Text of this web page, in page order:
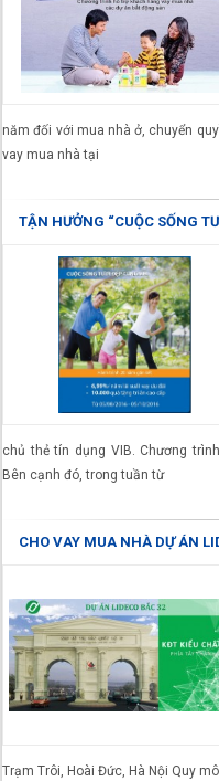
năm đối với mua nhà ở, chuyển
vay mua nhà tại
TẬN HƯỞNG “CUỘC SỐNG
chủ thẻ tín dụng VIB. Chương
Bên cạnh đó, trong tuần từ
CHO VAY MUA NHÀ DỰ ÁN
Trạm Trôi, Hoài Đức, Hà Nội Quy